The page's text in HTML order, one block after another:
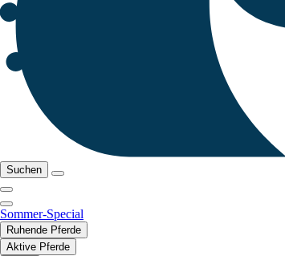
Suchen
Sommer-Special
Ruhende Pferde
Aktive Pferde